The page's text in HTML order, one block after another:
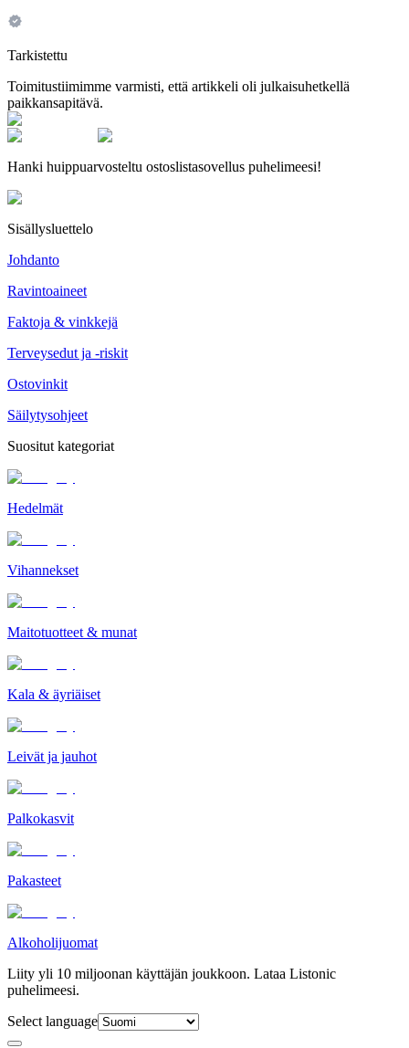
Tarkistettu
Toimitustiimimme varmisti, että artikkeli oli julkaisuhetkellä
paikkansapitävä.
Hanki huippuarvosteltu ostoslistasovellus puhelimeesi!
Sisällysluettelo
Johdanto
Ravintoaineet
Faktoja & vinkkejä
Terveysedut ja -riskit
Ostovinkit
Säilytysohjeet
Suositut kategoriat
Hedelmät
Vihannekset
Maitotuotteet & munat
Kala & äyriäiset
Leivät ja jauhot
Palkokasvit
Pakasteet
Alkoholijuomat
Liity yli 10 miljoonan käyttäjän joukkoon. Lataa Listonic
puhelimeesi.
Select language